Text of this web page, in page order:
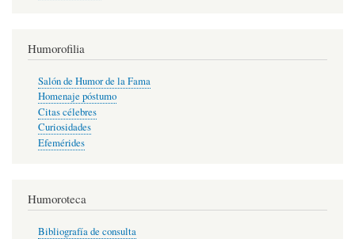
Humorofilia
Salón de Humor de la Fama
Homenaje póstumo
Citas célebres
Curiosidades
Efemérides
Humoroteca
Bibliografía de consulta